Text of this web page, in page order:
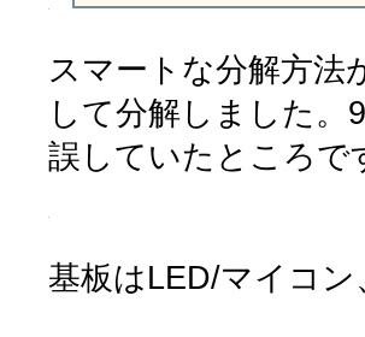
スマートな分解方法
して分解しました。
誤していたところで
基板はLED/マイコ